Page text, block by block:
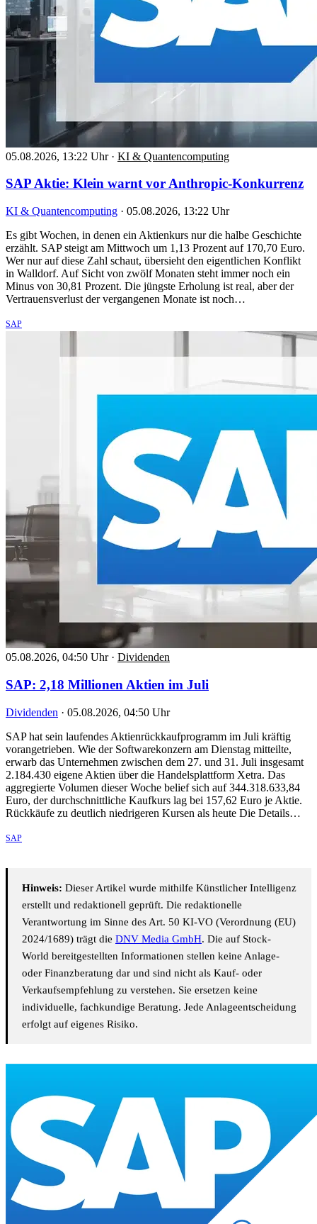
05.08.2026, 13:22 Uhr · KI & Quantencomputing
SAP Aktie: Klein warnt vor Anthropic-Konkurrenz
KI & Quantencomputing · 05.08.2026, 13:22 Uhr
Es gibt Wochen, in denen ein Aktienkurs nur die halbe Geschichte
erzählt. SAP steigt am Mittwoch um 1,13 Prozent auf 170,70 Euro.
Wer nur auf diese Zahl schaut, übersieht den eigentlichen Konflikt
in Walldorf. Auf Sicht von zwölf Monaten steht immer noch ein
Minus von 30,81 Prozent. Die jüngste Erholung ist real, aber der
Vertrauensverlust der vergangenen Monate ist noch…
SAP
05.08.2026, 04:50 Uhr · Dividenden
SAP: 2,18 Millionen Aktien im Juli
Dividenden · 05.08.2026, 04:50 Uhr
SAP hat sein laufendes Aktienrückkaufprogramm im Juli kräftig
vorangetrieben. Wie der Softwarekonzern am Dienstag mitteilte,
erwarb das Unternehmen zwischen dem 27. und 31. Juli insgesamt
2.184.430 eigene Aktien über die Handelsplattform Xetra. Das
aggregierte Volumen dieser Woche belief sich auf 344.318.633,84
Euro, der durchschnittliche Kaufkurs lag bei 157,62 Euro je Aktie.
Rückkäufe zu deutlich niedrigeren Kursen als heute Die Details…
SAP
Hinweis: Dieser Artikel wurde mithilfe Künstlicher Intelligenz
erstellt und redaktionell geprüft. Die redaktionelle
Verantwortung im Sinne des Art. 50 KI-VO (Verordnung (EU)
2024/1689) trägt die DNV Media GmbH. Die auf Stock-
World bereitgestellten Informationen stellen keine Anlage-
oder Finanzberatung dar und sind nicht als Kauf- oder
Verkaufsempfehlung zu verstehen. Sie ersetzen keine
individuelle, fachkundige Beratung. Jede Anlageentscheidung
erfolgt auf eigenes Risiko.